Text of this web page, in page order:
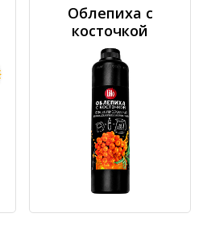
Облепиха с
косточкой